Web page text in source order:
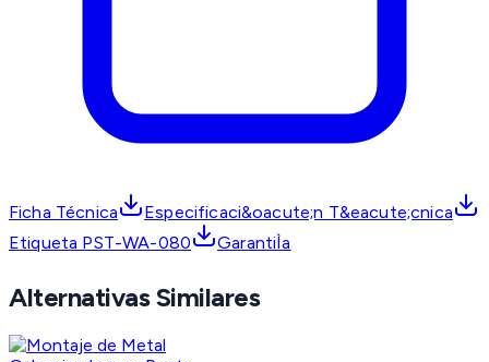
Ficha Técnica
Especificaci&oacute;n T&eacute;cnica
Etiqueta PST-WA-080
GarantiÌa
Alternativas Similares